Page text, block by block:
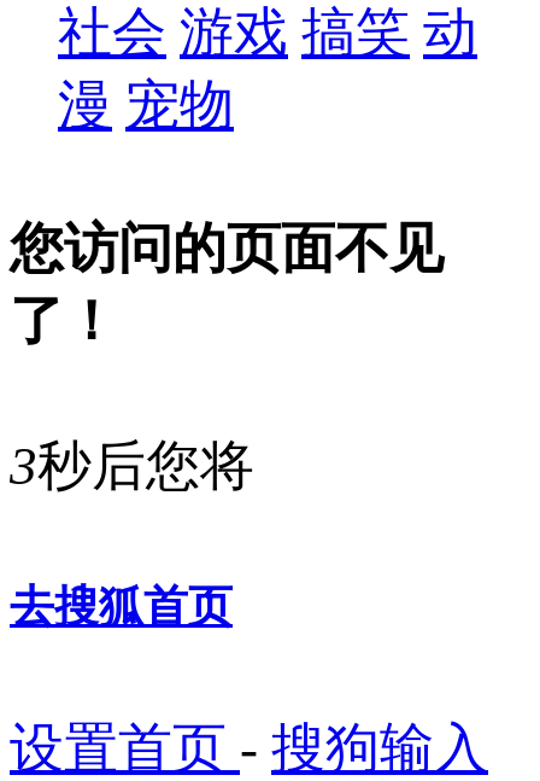
社会 游戏 搞笑 动
漫 宠物
您访问的页面不见
了！
3秒后您将
去搜狐首页
设置首页 - 搜狗输入